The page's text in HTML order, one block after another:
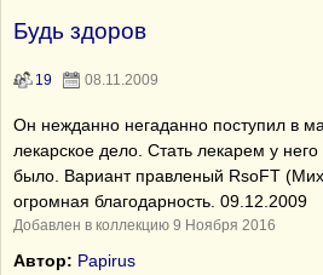
Будь здоров
19 08.11.2009
Он нежданно негаданно поступил в
лекарское дело. Стать лекарем у
было. Вариант правленый RsoFT
огромная благодарность. 09.12.2009
Добавлен в коллекцию 9 Ноября 2016
Автор: Papirus